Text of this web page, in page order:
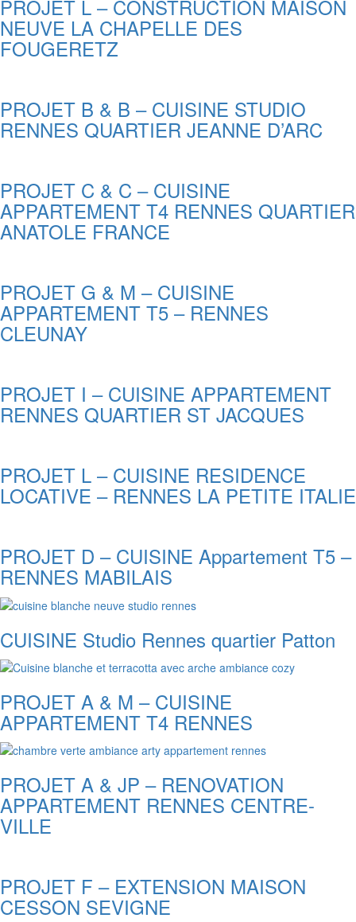
PROJET L – CONSTRUCTION MAISON
NEUVE LA CHAPELLE DES
FOUGERETZ
PROJET B & B – CUISINE STUDIO
RENNES QUARTIER JEANNE D’ARC
PROJET C & C – CUISINE
APPARTEMENT T4 RENNES QUARTIER
ANATOLE FRANCE
PROJET G & M – CUISINE
APPARTEMENT T5 – RENNES
CLEUNAY
PROJET I – CUISINE APPARTEMENT
RENNES QUARTIER ST JACQUES
PROJET L – CUISINE RESIDENCE
LOCATIVE – RENNES LA PETITE ITALIE
PROJET D – CUISINE Appartement T5 –
RENNES MABILAIS
CUISINE Studio Rennes quartier Patton
PROJET A & M – CUISINE
APPARTEMENT T4 RENNES
PROJET A & JP – RENOVATION
APPARTEMENT RENNES CENTRE-
VILLE
PROJET F – EXTENSION MAISON
CESSON SEVIGNE